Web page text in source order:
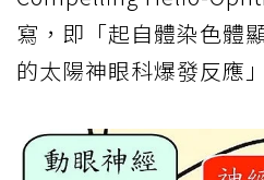
寫，即「起自體染色體
的太陽神眼科爆發反應